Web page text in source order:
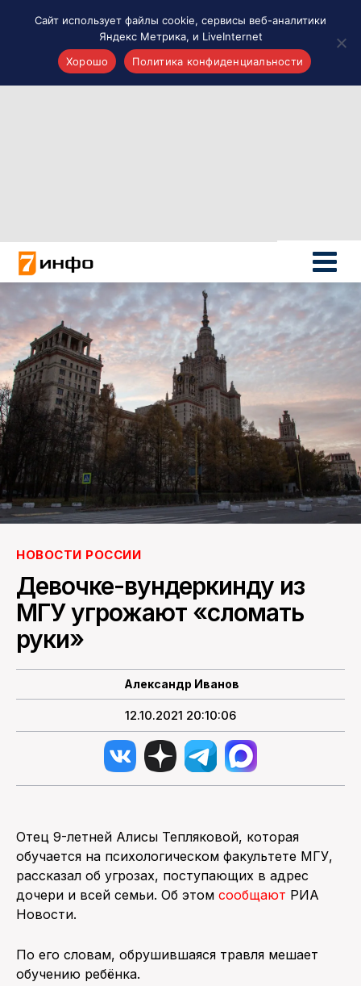
Новости России
Политика
Новости мира
Все материалы 7инфо
О НАС
ПОИСК ПО САЙТУ
НОВОСТИ РОССИИ
Девочке-вундеркинду из
МГУ угрожают «сломать
руки»
Александр Иванов
12.10.2021 20:10:06
Отец 9-летней Алисы Тепляковой, которая
обучается на психологическом факультете МГУ,
рассказал об угрозах, поступающих в адрес
дочери и всей семьи. Об этом сообщают РИА
Новости.
По его словам, обрушившаяся травля мешает
обучению ребёнка.
Сайт использует файлы cookie, сервисы веб-аналитики
Яндекс Метрика, и LiveInternet
Хорошо
Политика конфиденциальности